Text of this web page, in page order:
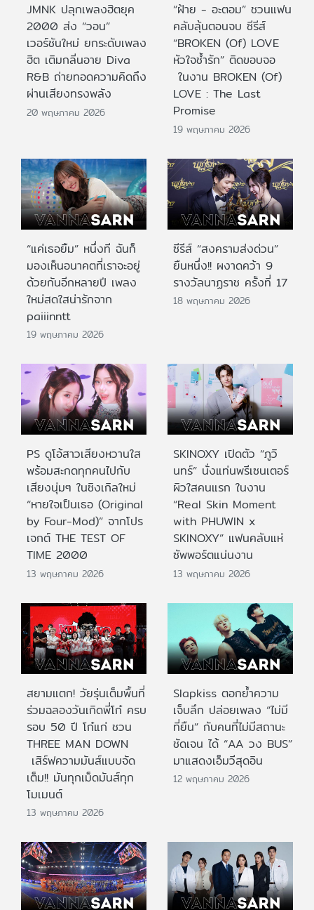
JMNK ปลุกเพลงฮิตยุค
2000 ส่ง “วอน”
เวอร์ชันใหม่ ยกระดับเพลง
ฮิต เติมกลิ่นอาย Diva
R&B ถ่ายทอดความคิดถึง
ผ่านเสียงทรงพลัง
20 พฤษภาคม 2026
“ฝ้าย - อะตอม” ชวนแฟน
คลับลุ้นตอนจบ ซีรีส์
“BROKEN (Of) LOVE
หัวใจช้ำรัก” ติดขอบจอ
ในงาน BROKEN (Of)
LOVE : The Last
Promise
19 พฤษภาคม 2026
“แค่เธอยิ้ม” หนึ่งที ฉันก็
มองเห็นอนาคตที่เราจะอยู่
ด้วยกันอีกหลายปี เพลง
ใหม่สดใสน่ารักจาก
paiiinntt
19 พฤษภาคม 2026
ซีรีส์ “สงครามส่งด่วน”
ยืนหนึ่ง!! ผงาดคว้า 9
รางวัลนาฏราช ครั้งที่ 17
18 พฤษภาคม 2026
PS ดูโอ้สาวเสียงหวานใส
พร้อมสะกดทุกคนไปกับ
เสียงนุ่มๆ ในซิงเกิลใหม่
“หายใจเป็นเธอ (Original
by Four-Mod)” จากโปร
เจกต์ THE TEST OF
TIME 2000
13 พฤษภาคม 2026
SKINOXY เปิดตัว “ภูวิ
นทร์” นั่งแท่นพรีเซนเตอร์
ผิวใสคนแรก ในงาน
“Real Skin Moment
with PHUWIN x
SKINOXY” แฟนคลับแห่
ซัพพอร์ตแน่นงาน
13 พฤษภาคม 2026
สยามแตก! วัยรุ่นเต็มพื้นที่
ร่วมฉลองวันเกิดพี่โก๋ ครบ
รอบ 50 ปี โก๋แก่ ชวน
THREE MAN DOWN
เสิร์ฟความมันส์แบบจัด
เต็ม!! มันทุกเม็ดมันส์ทุก
โมเมนต์
13 พฤษภาคม 2026
Slapkiss ตอกย้ำความ
เจ็บลึก ปล่อยเพลง “ไม่มี
ที่ยืน” กับคนที่ไม่มีสถานะ
ชัดเจน ได้ “AA วง BUS”
มาแสดงเอ็มวีสุดอิน
12 พฤษภาคม 2026